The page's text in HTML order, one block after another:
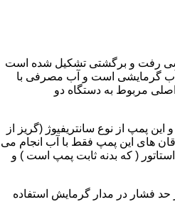
رفت و برگشتی تشکیل شده است
آب گرمایشی است و آب مصرفی با
مربوط به دستگاه دو
پمپ از نوع سانتریفیوژ (گریز از
های این پمپ فقط با آب انجام می
( که بدنه ثابت پمپ است ) و
حد فشار در مدار گرمایش استفاده